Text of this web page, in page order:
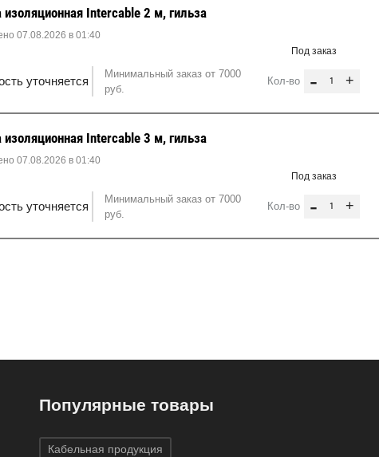
изоляционная Intercable 2 м, гильза
07.08.2026 в 01:40
уточняется
Минимальный заказ от 7000
руб.
Под заказ
Кол-во - +
изоляционная Intercable 3 м, гильза
07.08.2026 в 01:40
уточняется
Минимальный заказ от 7000
руб.
Под заказ
Кол-во - +
Популярные товары
Кабельная продукция